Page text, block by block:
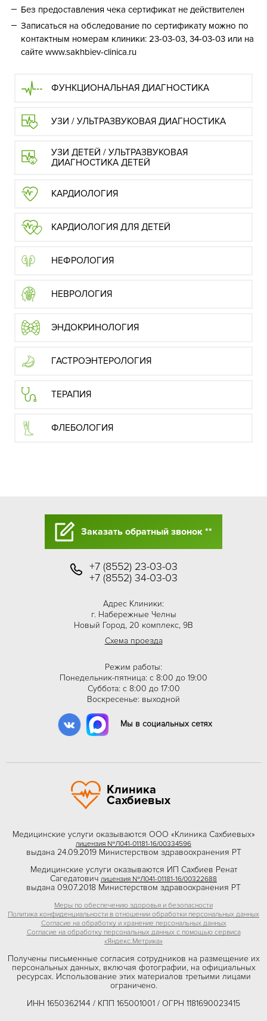
ФУНКЦИОНАЛЬНАЯ ДИАГНОСТИКА
УЗИ / УЛЬТРАЗВУКОВАЯ ДИАГНОСТИКА
УЗИ ДЕТЕЙ / УЛЬТРАЗВУКОВАЯ
ДИАГНОСТИКА ДЕТЕЙ
КАРДИОЛОГИЯ
КАРДИОЛОГИЯ ДЛЯ ДЕТЕЙ
НЕФРОЛОГИЯ
НЕВРОЛОГИЯ
ЭНДОКРИНОЛОГИЯ
ГАСТРОЭНТЕРОЛОГИЯ
ТЕРАПИЯ
ФЛЕБОЛОГИЯ
Без предоставления чека сертификат не действителен
Записаться на обследование по сертификату можно по
контактным номерам клиники: 23-03-03, 34-03-03 или на
сайте www.sakhbiev-clinica.ru
Заказать обратный звонок **
+7 (8552) 23-03-03
+7 (8552) 34-03-03
Адрес Клиники:
г. Набережные Челны
Новый Город, 20 комплекс, 9В
Схема проезда
Режим работы:
Понедельник-пятница: с 8:00 до 19:00
Суббота: с 8:00 до 17:00
Воскресенье: выходной
Мы в социальных сетях
Клиника
Сахбиевых
Медицинские услуги оказываются ООО «Клиника Сахбиевых»
лицензия №Л041-01181-16/00334596
выдана 24.09.2019 Министерством здравоохранения РТ
Медицинские услуги оказываются ИП Сахбиев Ренат
Сагедатович лицензия №Л041-01181-16/00322688
выдана 09.07.2018 Министерством здравоохранения РТ
Меры по обеспечению здоровья и безопасности
Политика конфиденциальности в отношении обработки персональных данных
Согласие на обработку и хранение персональных данных
Согласие на обработку персональных данных с помощью сервиса
«Яндекс.Метрика»
Получены письменные согласия сотрудников на размещение их
персональных данных, включая фотографии, на официальных
ресурсах. Использование этих материалов третьими лицами
ограничено.
ИНН 1650362144 / КПП 165001001 / ОГРН 1181690023415